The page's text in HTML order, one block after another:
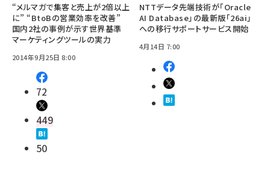
“メルマガで集客と売上が2倍以上
に” “BtoBの営業効率を改善”
国内2社の事例が示す世界基準
マーケティングツールの実力
2014年9月25日 8:00
72
449
50
NTTデータ先端技術が「Oracle
AI Database」の最新版「26ai」
への移行サポートサービス開始
4月14日 7:00